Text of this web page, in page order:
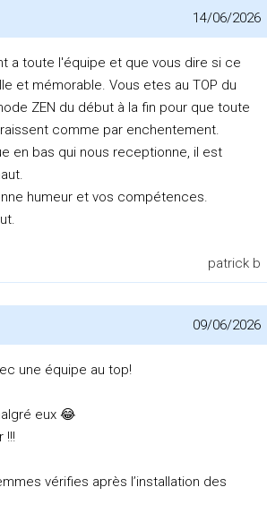
14/06/2026
a toute l'équipe et que vous dire si ce
et mémorable. Vous etes au TOP du
ZEN du début à la fin pour que toute
comme par enchentement.
en bas qui nous receptionne, il est
humeur et vos compétences.
patrick b
09/06/2026
une équipe au top!
eux 😂
!!!
vérifies après l’installation des